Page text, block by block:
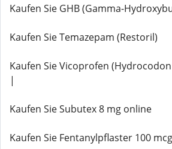
Kaufen Sie GHB (Gamma-
Kaufen Sie Temazepam (Restoril)
Kaufen Sie Vicoprofen
|
Kaufen Sie Subutex 8 mg online
Kaufen Sie Fentanylpflaster 100